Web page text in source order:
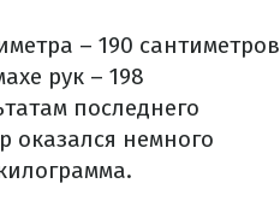
– 190 сантиметров
рук – 198
последнего
оказался немного